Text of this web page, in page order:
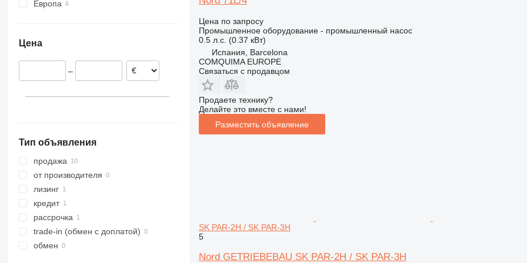
XRVS
Европа
Германия
Цена
–
Тип объявления
продажа
от производителя
лизинг
кредит
рассрочка
trade-in (обмен с доплатой)
обмен
Цена по запросу
Промышленное оборудование - промышленный насос
0.5 л.с. (0.37 кВт)
Испания, Barcelona
COMQUIMA EUROPE
Связаться с продавцом
Продаете технику?
Делайте это вместе с нами!
Разместить объявление
SK PAR-2H / SK PAR-3H
5
Nord GETRIEBEBAU SK PAR-2H / SK PAR-3H